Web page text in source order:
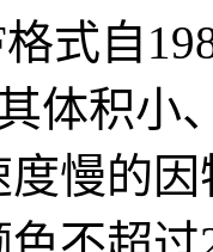
式自
体积小
慢的